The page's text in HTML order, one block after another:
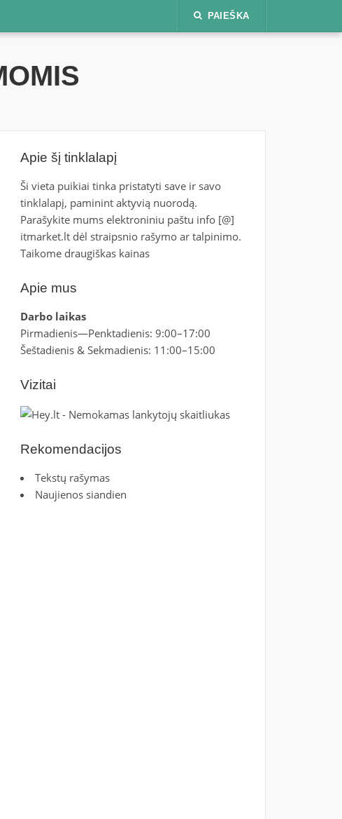
PAIEŠKA
Apie šį tinklalapį
Ši vieta puikiai tinka pristatyti save ir savo
tinklalapį, paminint aktyvią nuorodą.
Parašykite mums elektroniniu paštu info [@]
itmarket.lt dėl straipsnio rašymo ar talpinimo.
Taikome draugiškas kainas
Apie mus
Darbo laikas
Pirmadienis—Penktadienis: 9:00–17:00
Šeštadienis & Sekmadienis: 11:00–15:00
Vizitai
Rekomendacijos
Tekstų rašymas
Naujienos siandien